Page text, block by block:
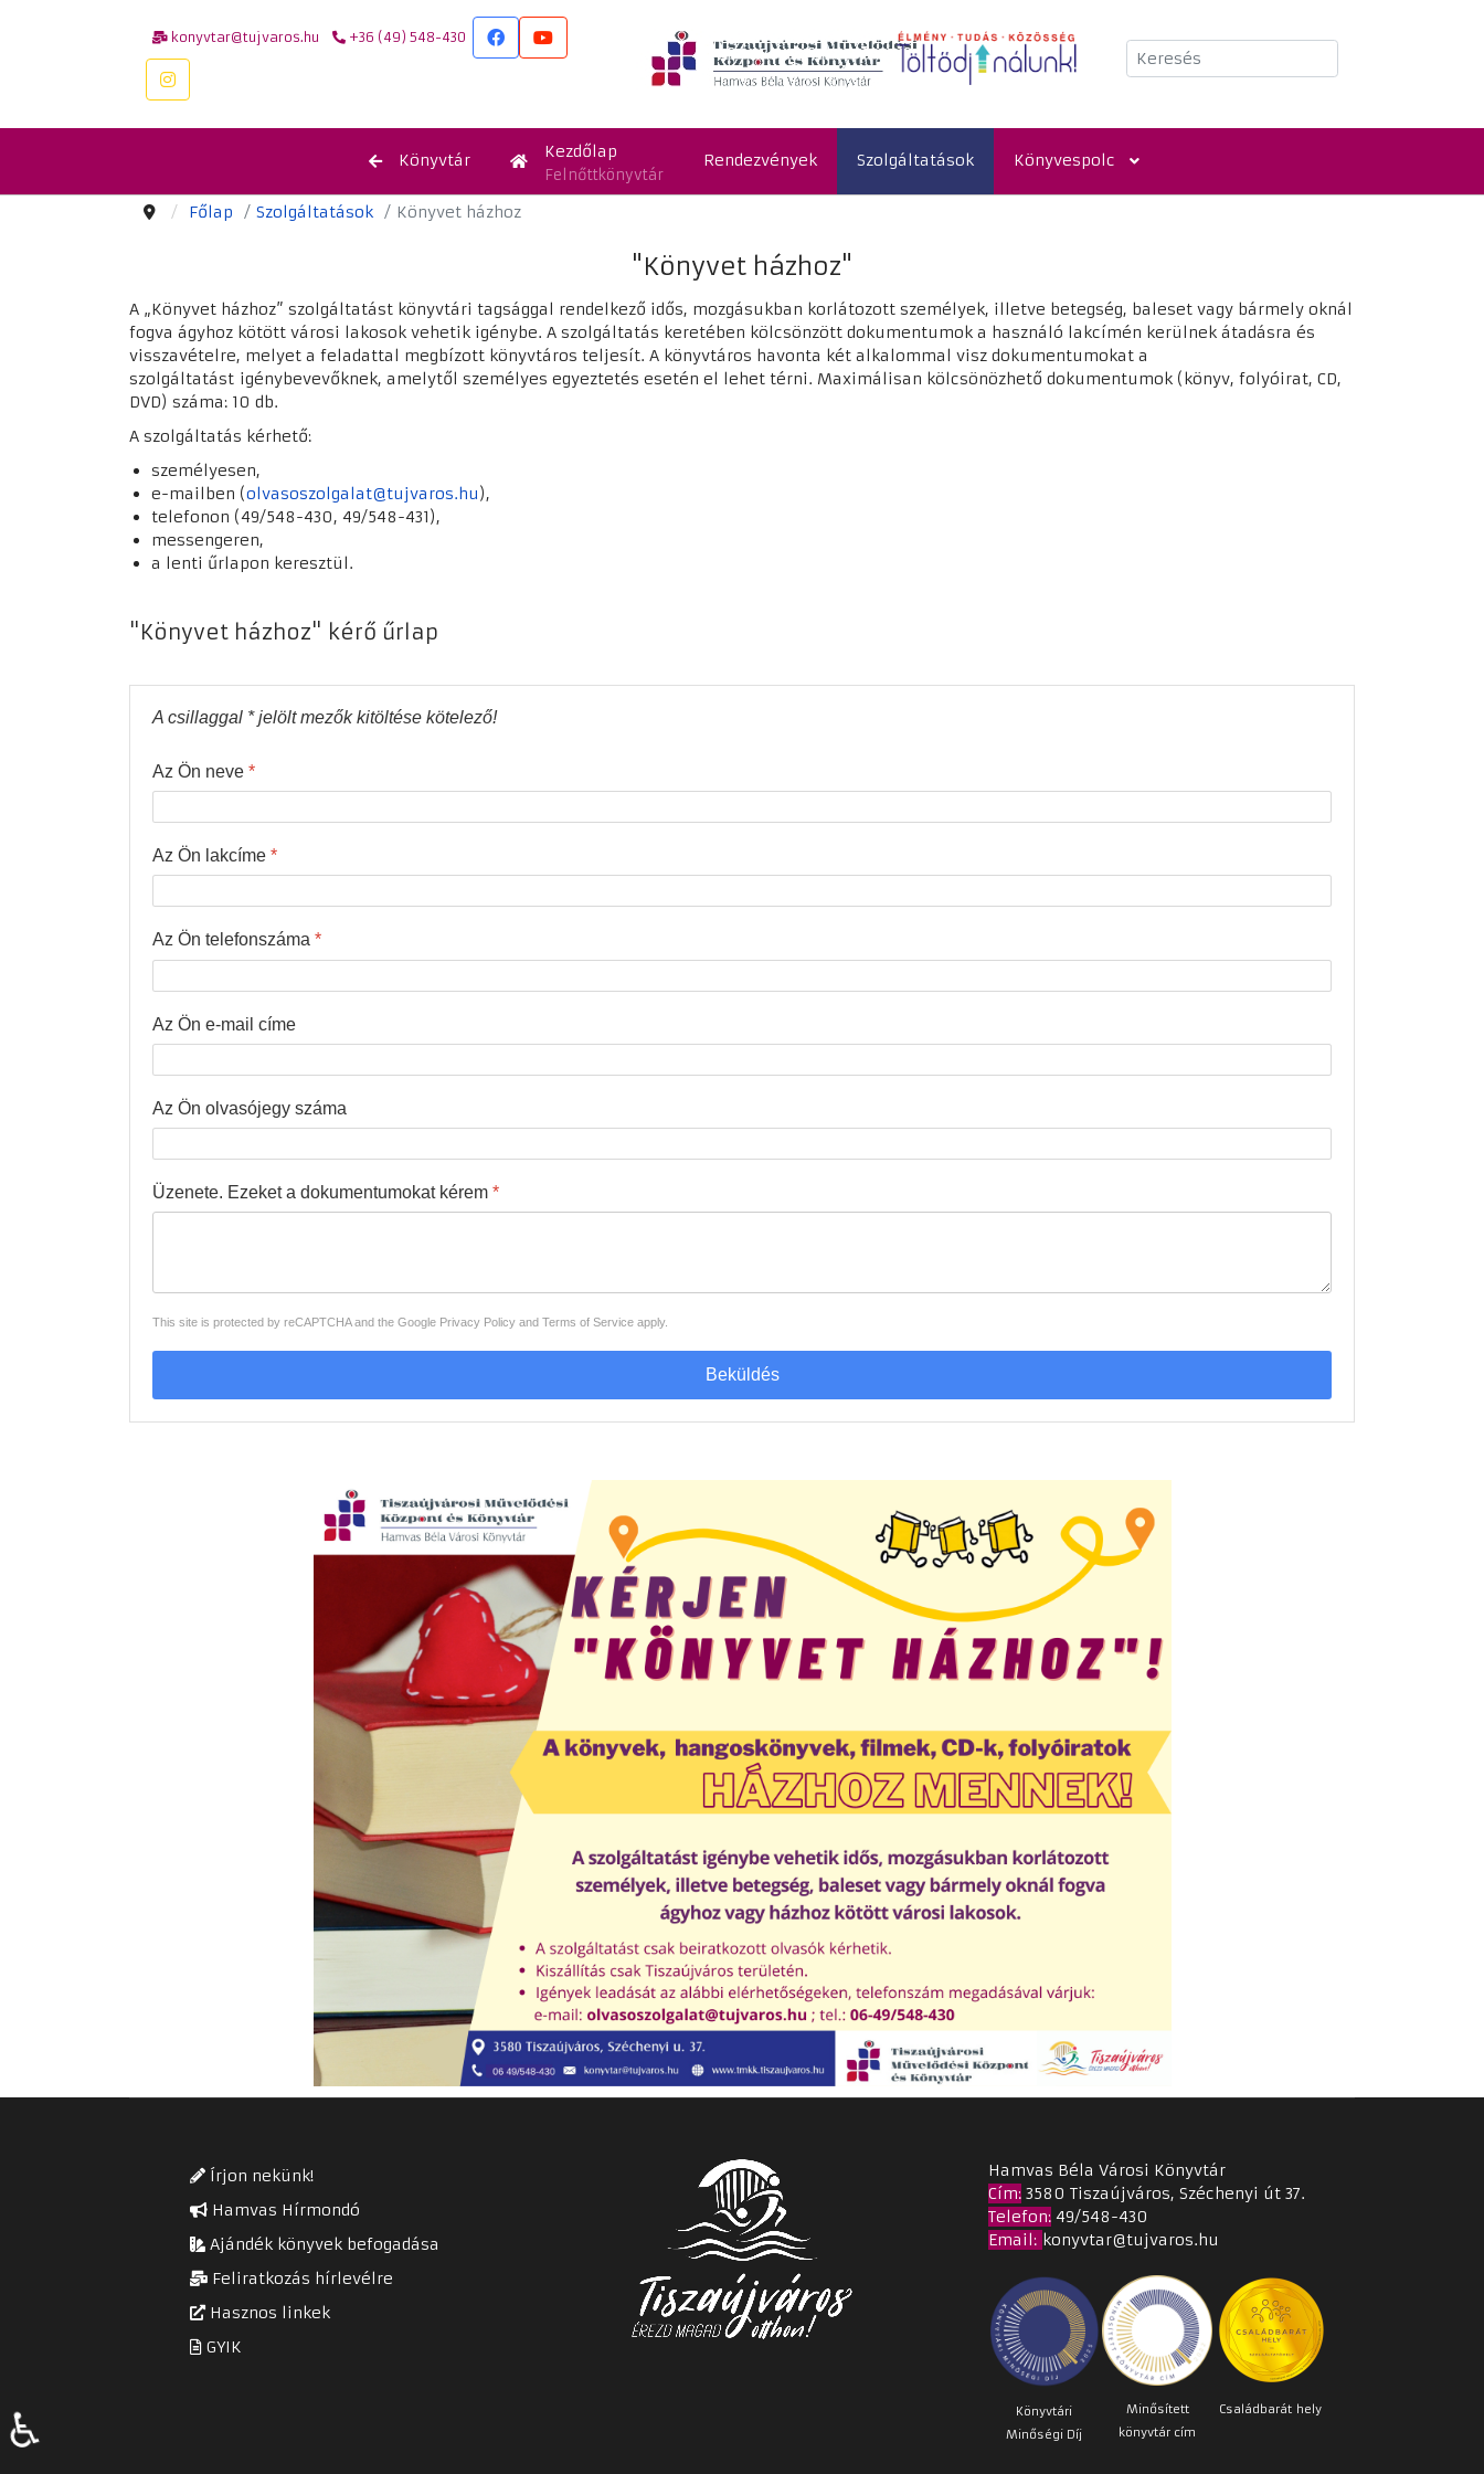
konyvtar@tujvaros.hu +36 (49) 548-430
Keresés
Könyvtár Kezdőlap
Felnőttkönyvtár
Rendezvények Szolgáltatások Könyvespolc
Főlap Szolgáltatások Könyvet házhoz
"Könyvet házhoz"
A „Könyvet házhoz” szolgáltatást könyvtári tagsággal rendelkező idős, mozgásukban korlátozott személyek, illetve betegség, baleset vagy bármely oknál
fogva ágyhoz kötött városi lakosok vehetik igénybe. A szolgáltatás keretében kölcsönzött dokumentumok a használó lakcímén kerülnek átadásra és
visszavételre, melyet a feladattal megbízott könyvtáros teljesít. A könyvtáros havonta két alkalommal visz dokumentumokat a
szolgáltatást igénybevevőknek, amelytől személyes egyeztetés esetén el lehet térni. Maximálisan kölcsönözhető dokumentumok (könyv, folyóirat, CD,
DVD) száma: 10 db.
A szolgáltatás kérhető:
személyesen,
e-mailben (olvasoszolgalat@tujvaros.hu),
telefonon (49/548-430, 49/548-431),
messengeren,
a lenti űrlapon keresztül.
"Könyvet házhoz" kérő űrlap
A csillaggal * jelölt mezők kitöltése kötelező!
Az Ön neve *
Az Ön lakcíme *
Az Ön telefonszáma *
Az Ön e-mail címe
Az Ön olvasójegy száma
Üzenete. Ezeket a dokumentumokat kérem *
This site is protected by reCAPTCHA and the Google Privacy Policy and Terms of Service apply.
Beküldés
Írjon nekünk!
Hamvas Hírmondó
Ajándék könyvek befogadása
Feliratkozás hírlevélre
Hasznos linkek
GYIK
Hamvas Béla Városi Könyvtár
Cím:3580 Tiszaújváros, Széchenyi út 37.
Telefon:49/548-430
Email : konyvtar@tujvaros.hu
Könyvtári
Minőségi Díj
Minősített
könyvtár cím
Családbarát hely